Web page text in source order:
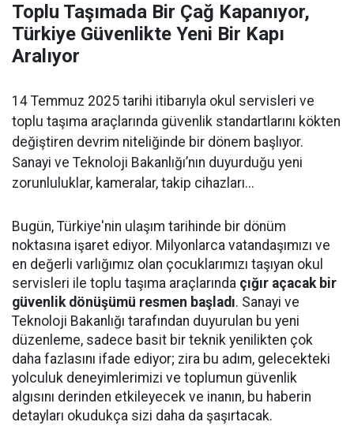
Toplu Taşımada Bir Çağ Kapanıyor,
Türkiye Güvenlikte Yeni Bir Kapı
Aralıyor
14 Temmuz 2025 tarihi itibarıyla okul servisleri ve
toplu taşıma araçlarında güvenlik standartlarını kökten
değiştiren devrim niteliğinde bir dönem başlıyor.
Sanayi ve Teknoloji Bakanlığı’nın duyurduğu yeni
zorunluluklar, kameralar, takip cihazları...
Bugün, Türkiye'nin ulaşım tarihinde bir dönüm
noktasına işaret ediyor. Milyonlarca vatandaşımızı ve
en değerli varlığımız olan çocuklarımızı taşıyan okul
servisleri ile toplu taşıma araçlarında çığır açacak bir
güvenlik dönüşümü resmen başladı. Sanayi ve
Teknoloji Bakanlığı tarafından duyurulan bu yeni
düzenleme, sadece basit bir teknik yenilikten çok
daha fazlasını ifade ediyor; zira bu adım, gelecekteki
yolculuk deneyimlerimizi ve toplumun güvenlik
algısını derinden etkileyecek ve inanın, bu haberin
detayları okudukça sizi daha da şaşırtacak.